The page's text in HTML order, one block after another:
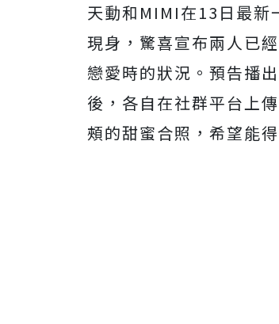
天動和MIMI在13日最
現身，驚喜宣布兩人已
戀愛時的狀況。預告播
後，各自在社群平台上
頰的甜蜜合照，希望能